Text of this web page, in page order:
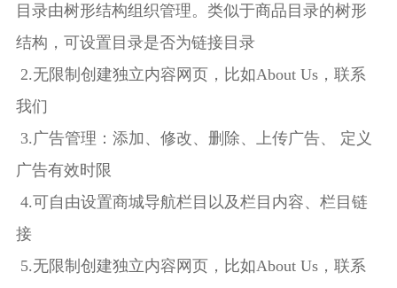
目录由树形结构组织管理。类似于商品目录的树形
结构，可设置目录是否为链接目录
2.无限制创建独立内容网页，比如About Us，联系
我们
3.广告管理：添加、修改、删除、上传广告、 定义
广告有效时限
4.可自由设置商城导航栏目以及栏目内容、栏目链
接
5.无限制创建独立内容网页，比如About Us，联系